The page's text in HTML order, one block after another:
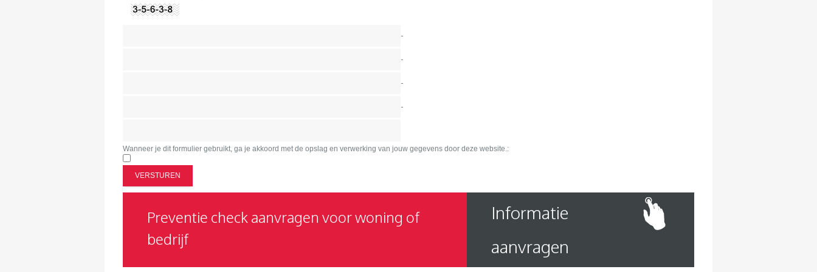
-
-
-
-
Wanneer je dit formulier gebruikt, ga je akkoord met de opslag en verwerking van jouw gegevens door deze website.:
Preventie check aanvragen voor woning of
bedrijf
Informatie
aanvragen